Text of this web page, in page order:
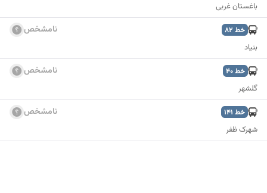
باغستان غربی
خط 82 نامشخص
بنیاد
خط40 نامشخص
گلشهر
خط 141 نامشخص
شهرک ظفر